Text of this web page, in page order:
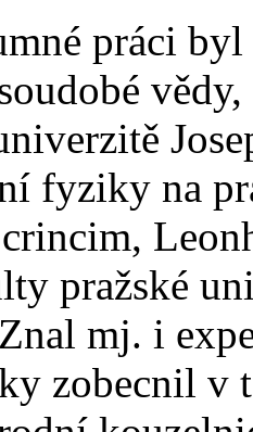
práci
fyziky na
pražské
mj. i
zobecnil v